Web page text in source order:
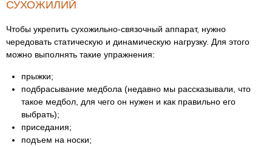
СУХОЖИЛИЙ
Чтобы укрепить сухожильно-связочный аппарат, нужно
чередовать статическую и динамическую нагрузку. Для этого
можно выполнять такие упражнения:
прыжки;
подбрасывание медбола (недавно мы рассказывали, что
такое медбол, для чего он нужен и как правильно его
выбрать);
приседания;
подъем на носки;